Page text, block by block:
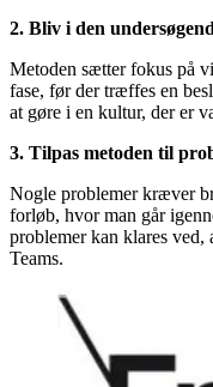
2. Bliv i den
Metoden sætter fokus på
fase, før der træffes en
at gøre i en kultur, der er
3. Tilpas metoden til
Nogle problemer kræver
forløb, hvor man går
problemer kan klares ved,
Teams.